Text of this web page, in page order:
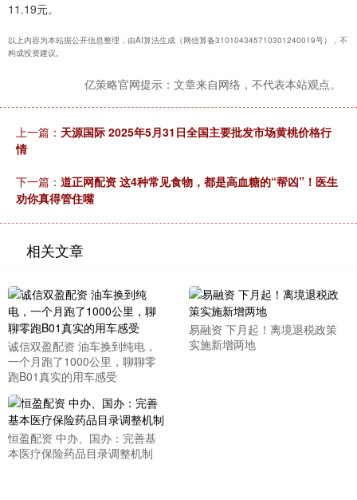
11.19元。
以上内容为本站据公开信息整理，由AI算法生成（网信算备310104345710301240019号），不
构成投资建议。
亿策略官网提示：文章来自网络，不代表本站观点。
上一篇： 天源国际 2025年5月31日全国主要批发市场黄桃价格行
情
下一篇： 道正网配资 这4种常见食物，都是高血糖的“帮凶”！医生
劝你真得管住嘴
相关文章
诚信双盈配资 油车换到纯电，
一个月跑了1000公里，聊聊零
跑B01真实的用车感受
易融资 下月起！离境退税政策
实施新增两地
恒盈配资 中办、国办：完善基
本医疗保险药品目录调整机制